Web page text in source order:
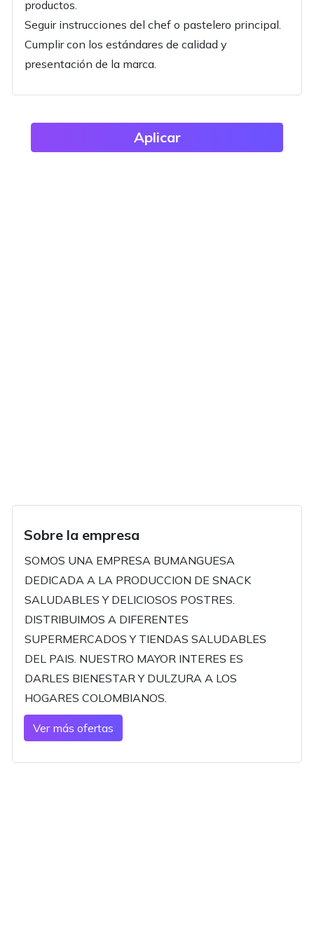
productos.
Seguir instrucciones del chef o pastelero principal.
Cumplir con los estándares de calidad y
presentación de la marca.
Aplicar
Sobre la empresa
SOMOS UNA EMPRESA BUMANGUESA
DEDICADA A LA PRODUCCION DE SNACK
SALUDABLES Y DELICIOSOS POSTRES.
DISTRIBUIMOS A DIFERENTES
SUPERMERCADOS Y TIENDAS SALUDABLES
DEL PAIS. NUESTRO MAYOR INTERES ES
DARLES BIENESTAR Y DULZURA A LOS
HOGARES COLOMBIANOS.
Ver más ofertas